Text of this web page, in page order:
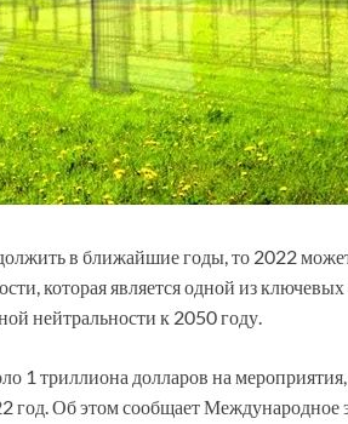
в ближайшие годы, то 2022
которая является одной из ключевых
нейтральности к 2050 году.
1 триллиона долларов на
год. Об этом сообщает Международное